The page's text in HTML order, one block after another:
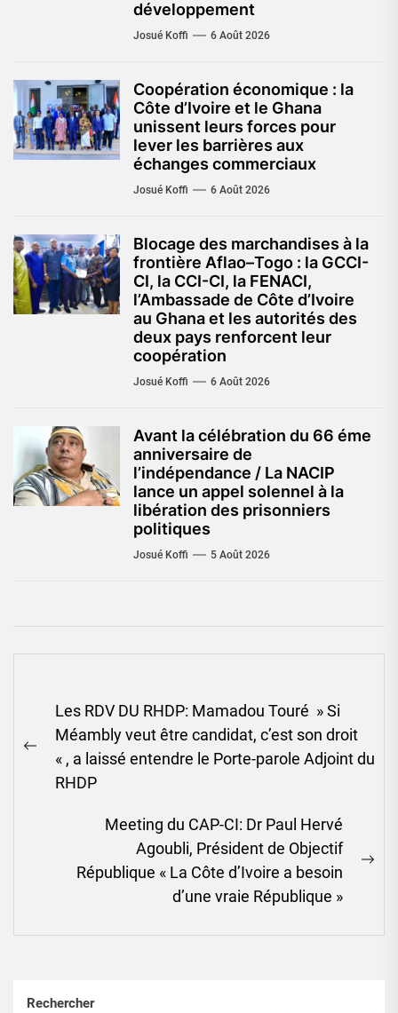
développement
Josué Koffi 6 Août 2026
Coopération économique : la
Côte d’Ivoire et le Ghana
unissent leurs forces pour
lever les barrières aux
échanges commerciaux
Josué Koffi 6 Août 2026
Blocage des marchandises à la
frontière Aflao–Togo : la GCCI-
CI, la CCI-CI, la FENACI,
l’Ambassade de Côte d’Ivoire
au Ghana et les autorités des
deux pays renforcent leur
coopération
Josué Koffi 6 Août 2026
Avant la célébration du 66 éme
anniversaire de
l’indépendance / La NACIP
lance un appel solennel à la
libération des prisonniers
politiques
Josué Koffi 5 Août 2026
l’article
Previous
post:
Les RDV DU RHDP: Mamadou Touré » Si
Méambly veut être candidat, c’est son droit
« , a laissé entendre le Porte-parole Adjoint du
RHDP
Meeting du CAP-CI: Dr Paul Hervé
Agoubli, Président de Objectif
République « La Côte d’Ivoire a besoin
d’une vraie République »
Rechercher